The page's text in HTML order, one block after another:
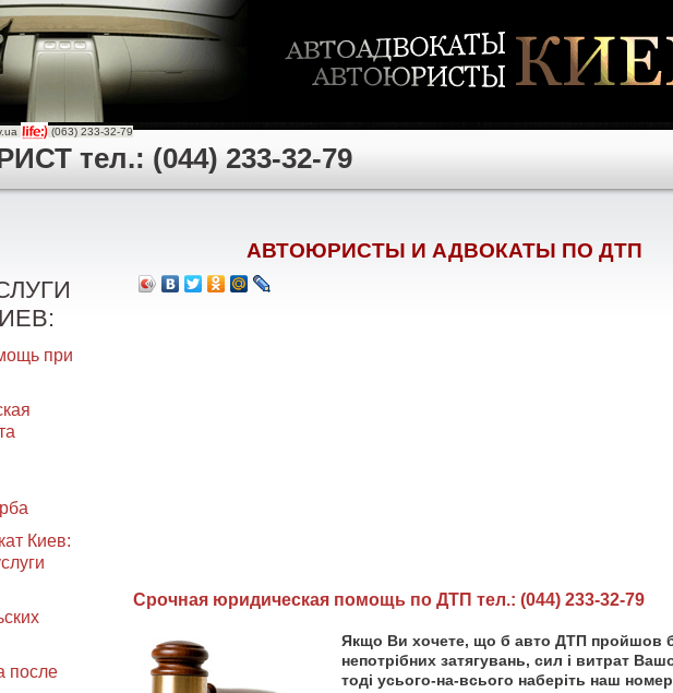
(063) 233-32-79
тел.: (044) 233-32-79
при
Киев:
после
АВТОЮРИСТЫ И АДВОКАТЫ ПО ДТП
Cрочная юридическая помощь по ДТП тел.: (044) 233-32-79
Якщо Ви хочете, що б авто ДТП пройшов
непотрібних затягувань, сил і витрат
тоді усього-на-всього наберіть наш